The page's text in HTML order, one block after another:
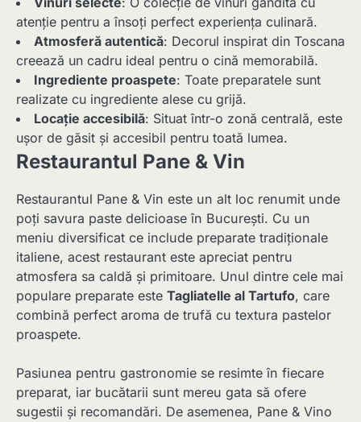
atenție pentru a însoți perfect experiența culinară.
Atmosferă autentică: Decorul inspirat din Toscana
creează un cadru ideal pentru o cină memorabilă.
Ingrediente proaspete: Toate preparatele sunt
realizate cu ingrediente alese cu grijă.
Locație accesibilă: Situat într-o zonă centrală, este
ușor de găsit și accesibil pentru toată lumea.
Restaurantul Pane & Vin
Restaurantul Pane & Vin este un alt loc renumit unde
poți savura paste delicioase în București. Cu un
meniu diversificat ce include preparate tradiționale
italiene, acest restaurant este apreciat pentru
atmosfera sa caldă și primitoare. Unul dintre cele mai
populare preparate este Tagliatelle al Tartufo, care
combină perfect aroma de trufă cu textura pastelor
proaspete.
Pasiunea pentru gastronomie se resimte în fiecare
preparat, iar bucătarii sunt mereu gata să ofere
sugestii și recomandări. De asemenea, Pane & Vino